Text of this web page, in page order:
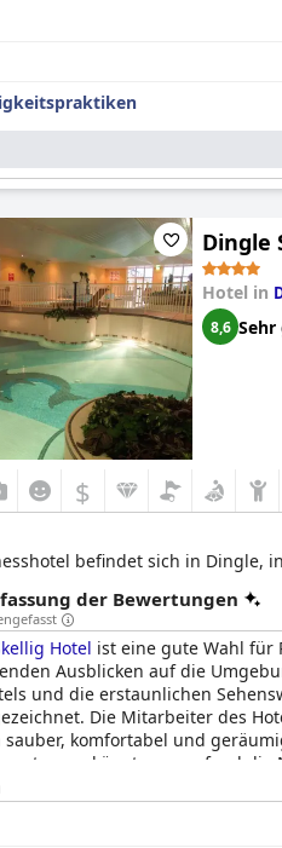
Dingle
Hotel in
8,6
$
befindet sich in Dingle,
der Bewertungen
Hotel ist eine gute Wahl für
Ausblicken auf die
und die erstaunlichen
Die Mitarbeiter des
komfortabel und
vertragen könnten, empfand die
einen sicheren und
großartigen Annehmlichkeiten.